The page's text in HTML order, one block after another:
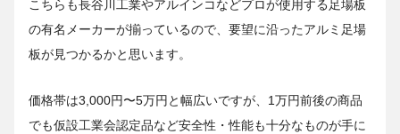
こちらも長谷川工業やアルインコなどプロが使用する足場板
の有名メーカーが揃っているので、要望に沿ったアルミ足場
板が見つかるかと思います。
価格帯は3,000円〜5万円と幅広いですが、1万円前後の商品
でも仮設工業会認定品など安全性・性能も十分なものが手に